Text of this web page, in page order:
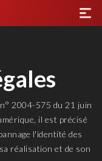
2004-575 du 21 juin
il est précisé
l'identité des
réalisation et de son